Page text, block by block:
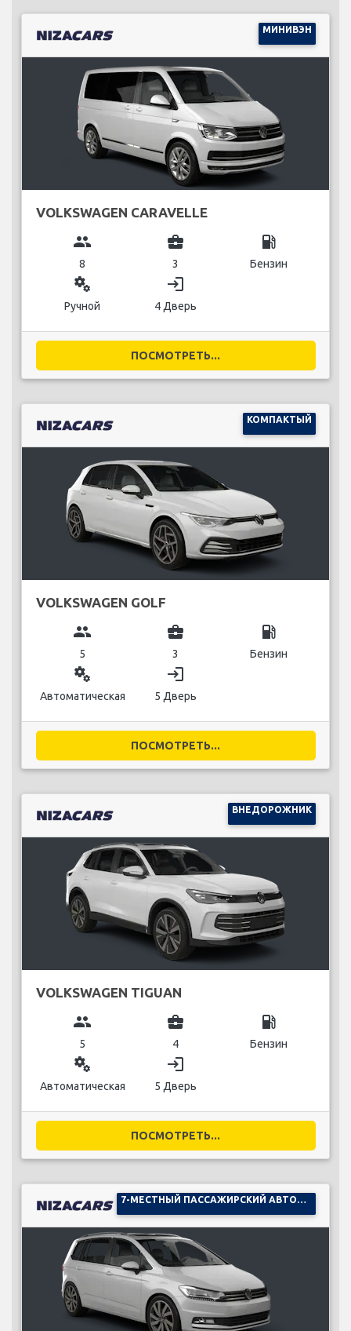
МИНИВЭН
VOLKSWAGEN CARAVELLE
group
8
business_center
3
local_gas_station
Бензин
miscellaneous_services
Ручной
login
4 Дверь
ПОСМОТРЕТЬ...
КОМПАКТЫЙ
VOLKSWAGEN GOLF
group
5
business_center
3
local_gas_station
Бензин
miscellaneous_services
Автоматическая
login
5 Дверь
ПОСМОТРЕТЬ...
ВНЕДОРОЖНИК
VOLKSWAGEN TIGUAN
group
5
business_center
4
local_gas_station
Бензин
miscellaneous_services
Автоматическая
login
5 Дверь
ПОСМОТРЕТЬ...